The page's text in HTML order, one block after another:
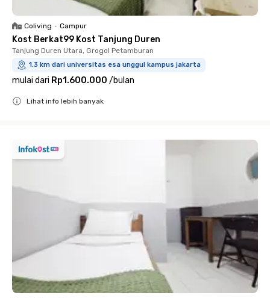
Coliving • Campur
Kost Berkat99 Kost Tanjung Duren
Tanjung Duren Utara, Grogol Petamburan
1.3 km dari universitas esa unggul kampus jakarta
mulai dari Rp1.600.000 /bulan
Lihat info lebih banyak